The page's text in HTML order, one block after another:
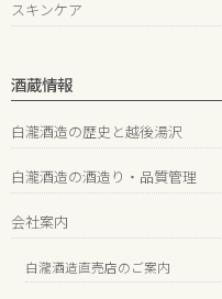
スキンケア
酒蔵情報
白瀧酒造の歴史と越後湯沢
白瀧酒造の酒造り・品質管理
会社案内
白瀧酒造直売店のご案内